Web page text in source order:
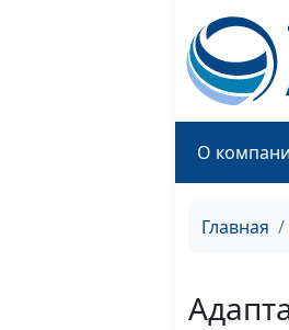
О
Главная